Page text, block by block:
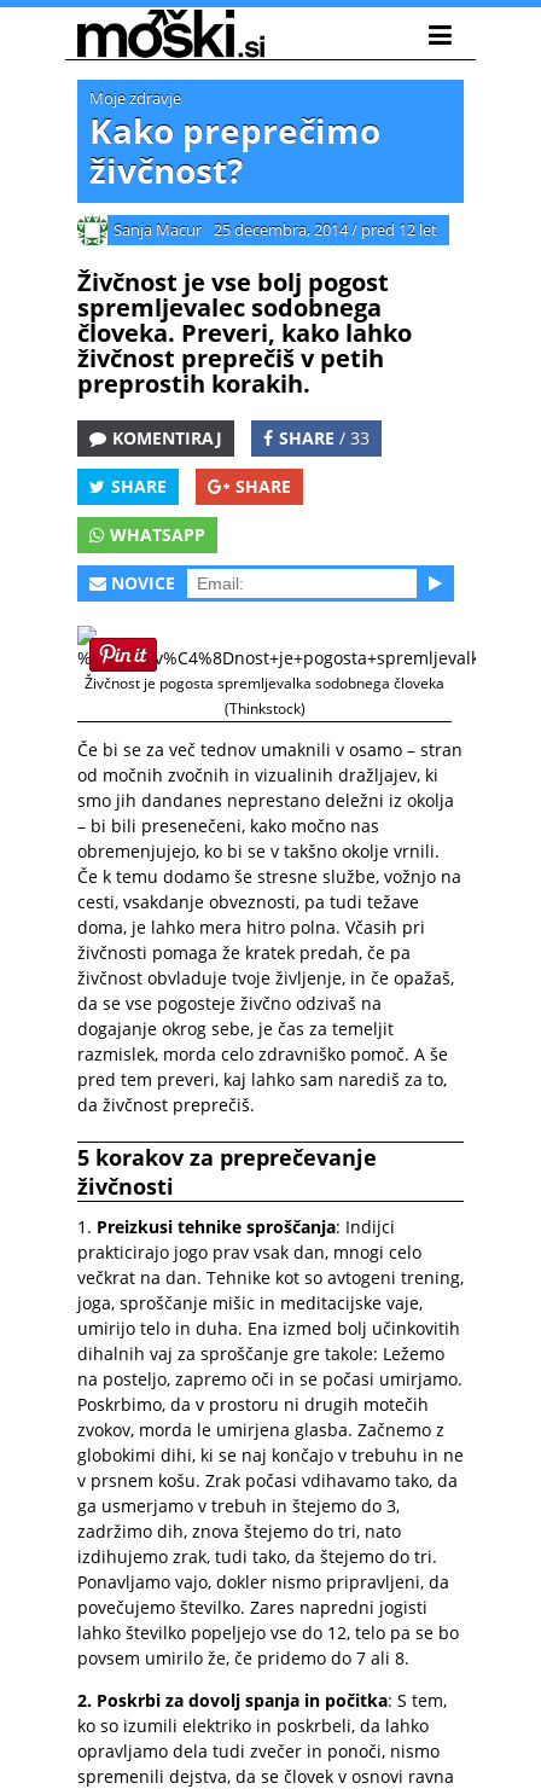
Moje zdravje
Kako preprečimo
živčnost?
Sanja Macur 25 decembra, 2014/ pred 12 let
Živčnost je vse bolj pogost
spremljevalec sodobnega
človeka. Preveri, kako lahko
živčnost preprečiš v petih
preprostih korakih.
KOMENTIRAJ SHARE / 33
SHARE SHARE
WHATSAPP
NOVICE
Živčnost je pogosta spremljevalka sodobnega človeka
(Thinkstock)
Če bi se za več tednov umaknili v osamo – stran
od močnih zvočnih in vizualinih dražljajev, ki
smo jih dandanes neprestano deležni iz okolja
– bi bili presenečeni, kako močno nas
obremenjujejo, ko bi se v takšno okolje vrnili.
Če k temu dodamo še stresne službe, vožnjo na
cesti, vsakdanje obveznosti, pa tudi težave
doma, je lahko mera hitro polna. Včasih pri
živčnosti pomaga že kratek predah, če pa
živčnost obvladuje tvoje življenje, in če opažaš,
da se vse pogosteje živčno odzivaš na
dogajanje okrog sebe, je čas za temeljit
razmislek, morda celo zdravniško pomoč. A še
pred tem preveri, kaj lahko sam narediš za to,
da živčnost preprečiš.
5 korakov za preprečevanje
živčnosti
1. Preizkusi tehnike sproščanja: Indijci
prakticirajo jogo prav vsak dan, mnogi celo
večkrat na dan. Tehnike kot so avtogeni trening,
joga, sproščanje mišic in meditacijske vaje,
umirijo telo in duha. Ena izmed bolj učinkovitih
dihalnih vaj za sproščanje gre takole: Ležemo
na posteljo, zapremo oči in se počasi umirjamo.
Poskrbimo, da v prostoru ni drugih motečih
zvokov, morda le umirjena glasba. Začnemo z
globokimi dihi, ki se naj končajo v trebuhu in ne
v prsnem košu. Zrak počasi vdihavamo tako, da
ga usmerjamo v trebuh in štejemo do 3,
zadržimo dih, znova štejemo do tri, nato
izdihujemo zrak, tudi tako, da štejemo do tri.
Ponavljamo vajo, dokler nismo pripravljeni, da
povečujemo številko. Zares napredni jogisti
lahko številko popeljejo vse do 12, telo pa se bo
povsem umirilo že, če pridemo do 7 ali 8.
2. Poskrbi za dovolj spanja in počitka: S tem,
ko so izumili elektriko in poskrbeli, da lahko
opravljamo dela tudi zvečer in ponoči, nismo
spremenili dejstva, da se človek v osnovi ravna